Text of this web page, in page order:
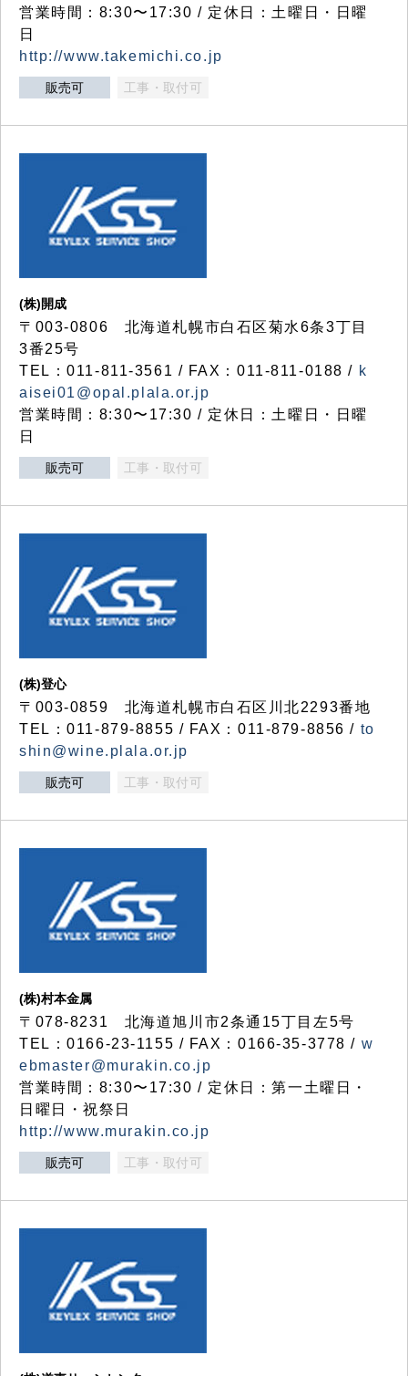
営業時間：8:30〜17:30 / 定休日：土曜日・日曜
日
http://www.takemichi.co.jp
販売可 工事・取付可
(株)開成
〒003-0806 北海道札幌市白石区菊水6条3丁目
3番25号
TEL：011-811-3561 / FAX：011-811-0188 / k
aisei01@opal.plala.or.jp
営業時間：8:30〜17:30 / 定休日：土曜日・日曜
日
販売可 工事・取付可
(株)登心
〒003-0859 北海道札幌市白石区川北2293番地
TEL：011-879-8855 / FAX：011-879-8856 / to
shin@wine.plala.or.jp
販売可 工事・取付可
(株)村本金属
〒078-8231 北海道旭川市2条通15丁目左5号
TEL：0166-23-1155 / FAX：0166-35-3778 / w
ebmaster@murakin.co.jp
営業時間：8:30〜17:30 / 定休日：第一土曜日・
日曜日・祝祭日
http://www.murakin.co.jp
販売可 工事・取付可